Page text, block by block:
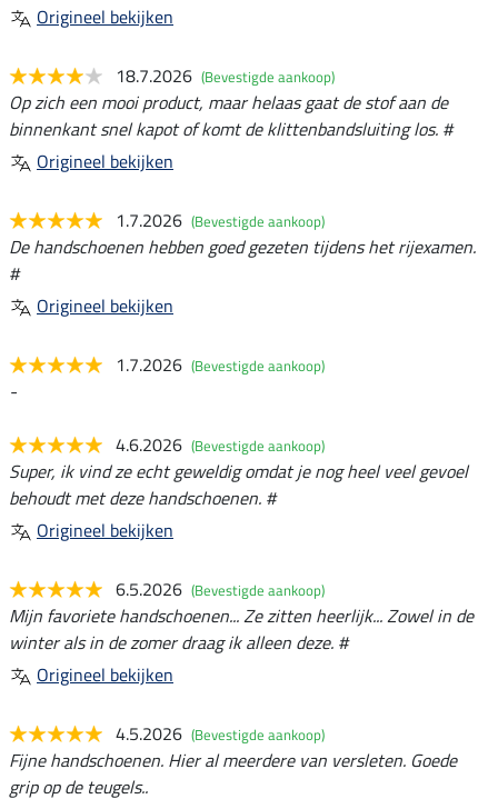
Origineel bekijken
18.7.2026 (Bevestigde aankoop)
Op zich een mooi product, maar helaas gaat de stof aan de
binnenkant snel kapot of komt de klittenbandsluiting los. #
Origineel bekijken
1.7.2026 (Bevestigde aankoop)
De handschoenen hebben goed gezeten tijdens het rijexamen.
#
Origineel bekijken
1.7.2026 (Bevestigde aankoop)
-
4.6.2026 (Bevestigde aankoop)
Super, ik vind ze echt geweldig omdat je nog heel veel gevoel
behoudt met deze handschoenen. #
Origineel bekijken
6.5.2026 (Bevestigde aankoop)
Mijn favoriete handschoenen... Ze zitten heerlijk... Zowel in de
winter als in de zomer draag ik alleen deze. #
Origineel bekijken
4.5.2026 (Bevestigde aankoop)
Fijne handschoenen. Hier al meerdere van versleten. Goede
grip op de teugels..